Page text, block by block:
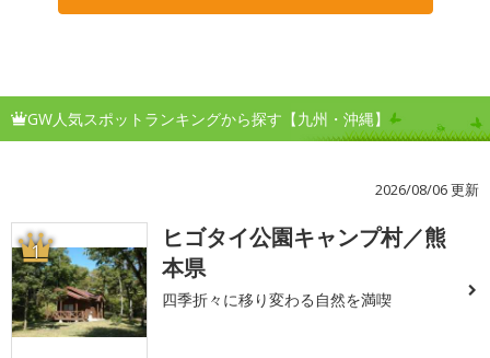
GW人気スポットランキングから探す【九州・沖縄】
2026/08/06 更新
1
ヒゴタイ公園キャンプ村／熊
本県
四季折々に移り変わる自然を満喫